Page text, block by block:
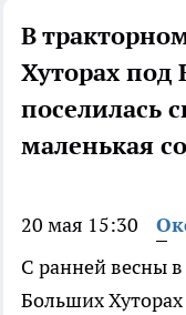
В
Хуторах под
поселилась
маленькая
20 мая 15:30
С ранней весны в
Больших